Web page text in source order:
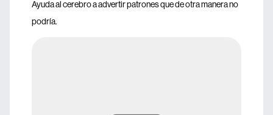
Ayuda al cerebro a advertir patrones que de otra manera no
podría.